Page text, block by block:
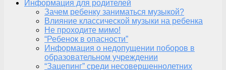
Информация для родителей
Зачем ребенку заниматься музыкой?
Влияние классической музыки на ребенка
Не проходите мимо!
“Ребенок в опасности”
Информация о недопущении поборов в
образовательном учреждении
“Зацепинг” среди несовершеннолетних